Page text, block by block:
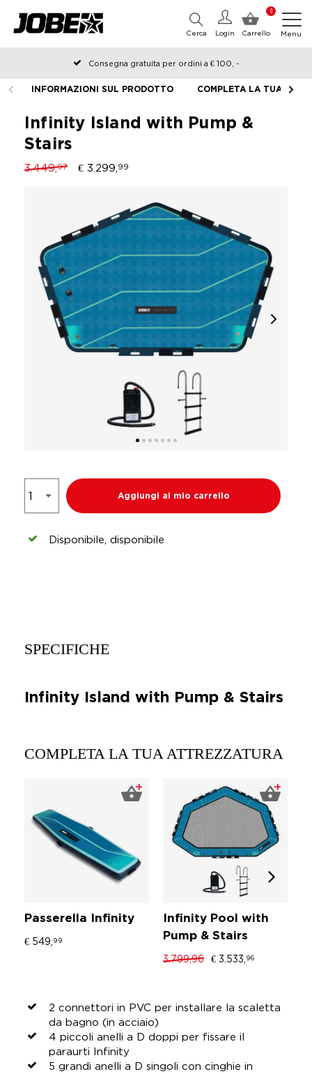
0
Carrello
Login
Cerca Menu
Consegna gratuita per ordini a € 100, -
Ordinato prima delle 12:00 nei giorni lavorativi, spedito lo stesso
giorno
INFORMAZIONI SUL PRODOTTO COMPLETA LA TUA
Infinity Island with Pump &
Stairs
3.449,97 € 3.299, 99
Aggiungi al mio carrello
Disponibile, disponibile
SPECIFICHE
Infinity Island with Pump & Stairs
COMPLETA LA TUA ATTREZZATURA
Passerella Infinity
€ 549, 99
Infinity Pool with
Pump & Stairs
3.799,96 € 3.533, 96
2 connettori in PVC per installare la scaletta
da bagno (in acciaio)
4 piccoli anelli a D doppi per fissare il
paraurti Infinity
5 grandi anelli a D singoli con cinghie in